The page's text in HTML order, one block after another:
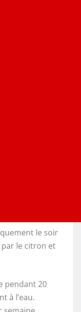
le soir
le citron et
pendant 20
à l’eau.